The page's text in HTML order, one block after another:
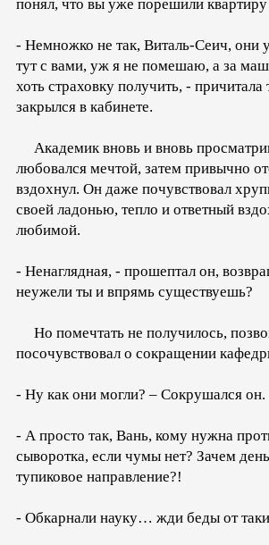
понял, что вы уже порешили
- Немножко не так, Виталь-Сеич, они
тут с вами, уж я не помешаю, а за
хоть страховку получить, -
закрылся в кабинете.
Академик вновь и вновь
любовался мечтой, затем привычно
вздохнул. Он даже почувствовал
своей ладонью, тепло и ответный
любимой.
- Ненаглядная, - прошептал он,
неужели ты и впрямь существуешь?
Но помечтать не получилось,
посочувствовал о сокращении
- Ну как они могли? – Сокрушался он.
- А просто так, Вань, кому нужна
сыворотка, если чумы нет? Зачем
тупиковое направление?!
- Обкарнали науку… жди беды от